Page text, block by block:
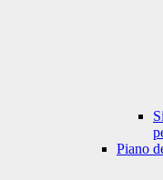
Piano